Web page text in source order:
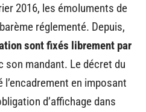
2016, les émoluments de
réglementé. Depuis,
sont fixés librement par
son mandant. Le décret du
en imposant
d’affichage dans